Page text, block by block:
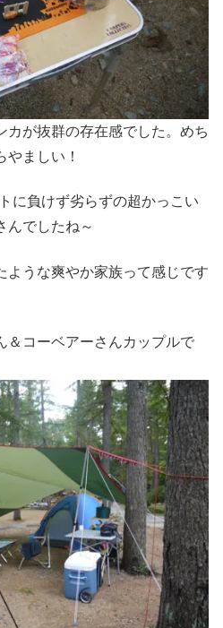
カが抜群の存在感でした。めち
やましい！
に負けず劣らずの超かっこい
んでしたね～
ような爽やか家族って感じです
＆コーベアーさんカップルで